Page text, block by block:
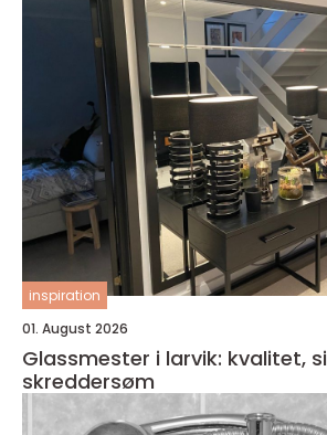
inspiration
01. August 2026
Glassmester i larvik: kvalitet,
skreddersøm